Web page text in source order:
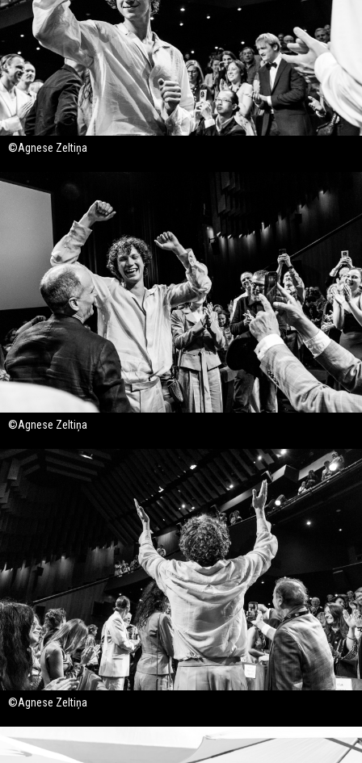
©Agnese Zeltiņa
©Agnese Zeltiņa
©Agnese Zeltiņa